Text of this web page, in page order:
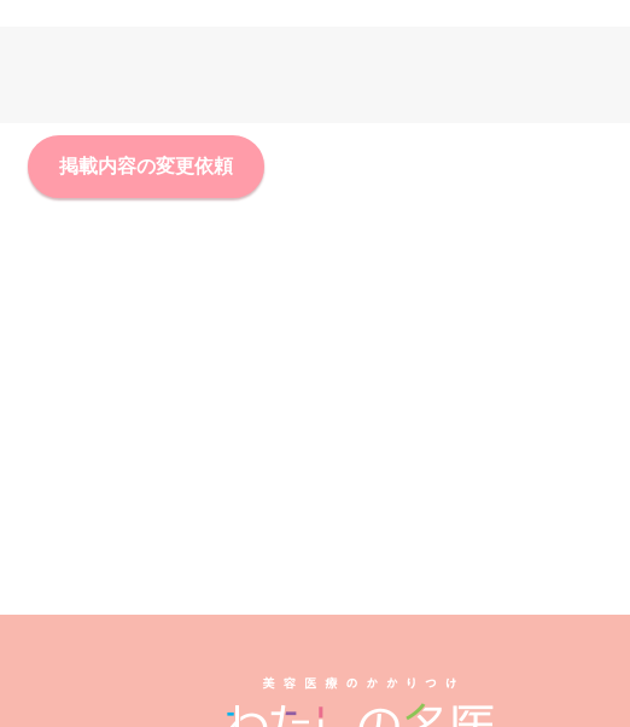
掲載内容の変更依頼